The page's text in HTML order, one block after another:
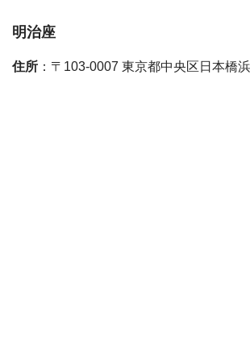
明治座
住所 ：〒103-0007 東京都中央区日本橋